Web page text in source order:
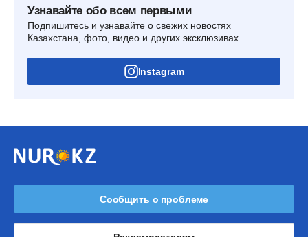
Узнавайте обо всем первыми
Подпишитесь и узнавайте о свежих новостях
Казахстана, фото, видео и других эксклюзивах
Instagram
Сообщить о проблеме